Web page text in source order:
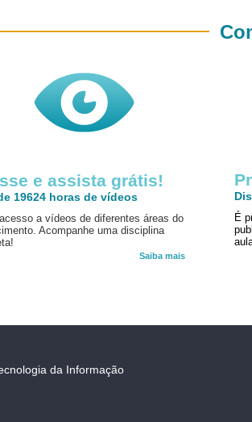
e assista grátis!
19624 horas de vídeos
a vídeos de diferentes áreas do
Acompanhe uma disciplina
Saiba mais
É
da Informação